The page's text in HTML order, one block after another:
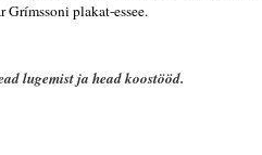
Grímssoni plakat-essee.
lugemist ja head koostööd.